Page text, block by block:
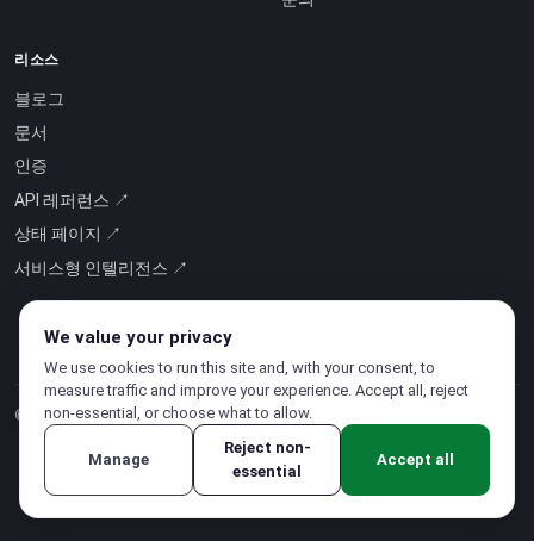
리소스
블로그
문서
인증
API 레퍼런스 ↗
상태 페이지 ↗
서비스형 인텔리전스 ↗
© 2026 CloudSigma Holding AG.모든 권리 보유
개인정보처리방침·서비스 약관
We value your privacy
We use cookies to run this site and, with your consent, to
measure traffic and improve your experience. Accept all, reject
non-essential, or choose what to allow.
Manage
Reject non-
essential
Accept all